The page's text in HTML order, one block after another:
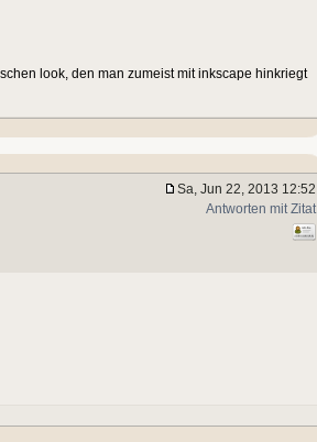
look, den man zumeist mit inkscape hinkriegt
Sa, Jun 22, 2013 12:52
Antworten mit Zitat